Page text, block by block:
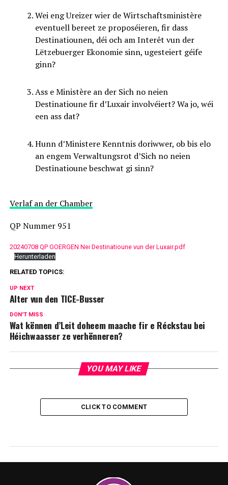
Wei eng Ureizer wier de Wirtschaftsministère
eventuell bereet ze proposéieren, fir dass
Destinatiounen, déi och am Interêt vun der
Lëtzebuerger Ekonomie sinn, ugesteiert géife
ginn?
Ass e Ministère an der Sich no neien
Destinatioune fir d’Luxair involvéiert? Wa jo, wéi
een ass dat?
Hunn d’Ministere Kenntnis doriwwer, ob bis elo
an engem Verwaltungsrot d’Sich no neien
Destinatioune beschwat gi sinn?
Verlaf an der Chamber
QP Nummer 951
20240708 QP GOERGEN Nei Destinatioune vun der Luxair.pdf
Herunterladen
RELATED TOPICS:
UP NEXT
Alter vun den TICE-Busser
DON'T MISS
Wat kënnen d’Leit doheem maache fir e Réckstau bei
Héichwaasser ze verhënneren?
YOU MAY LIKE
CLICK TO COMMENT